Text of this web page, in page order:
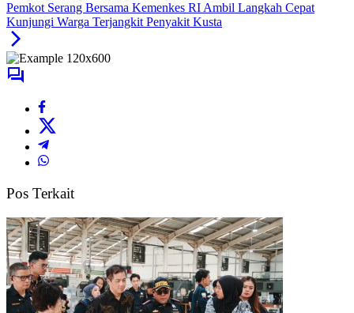
Pemkot Serang Bersama Kemenkes RI Ambil Langkah Cepat
Kunjungi Warga Terjangkit Penyakit Kusta
Pos Terkait